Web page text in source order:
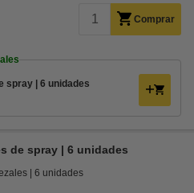
Comprar
spray | 6 unidades
de spray | 6 unidades
6 unidades